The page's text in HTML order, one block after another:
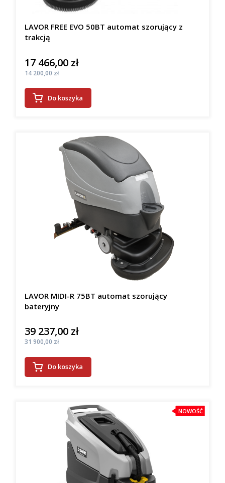
LAVOR FREE EVO 50BT automat szorujący z
trakcją
Cena
17 466,00 zł
Cena
14 200,00 zł
Do koszyka
LAVOR MIDI-R 75BT automat szorujący
bateryjny
Cena
39 237,00 zł
Cena
31 900,00 zł
Do koszyka
NOWOŚĆ